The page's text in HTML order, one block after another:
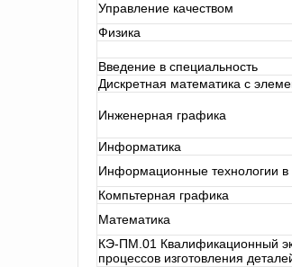
Управление качеством
Физика
Введение в специальность
Дискретная математика с
Инженерная графика
Информатика
Информационные технологии в
Компьтерная графика
Математика
КЭ-ПМ.01 Квалификационный
процессов изготовления